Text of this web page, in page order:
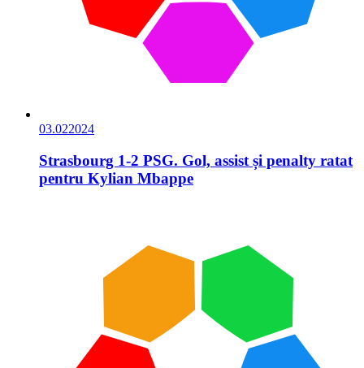
03.022024
Strasbourg 1-2 PSG. Gol, assist și penalty ratat
pentru Kylian Mbappe